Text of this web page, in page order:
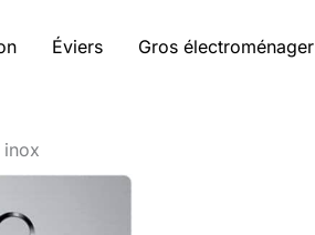
Éviers Gros électroménager
inox